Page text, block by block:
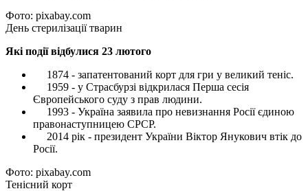
Фото: pixabay.com
День стерилізації тварин
Які події відбулися 23 лютого
1874 - запатентований корт для гри у великий теніс.
1959 - у Страсбурзі відкрилася Перша сесія
Європейського суду з прав людини.
1993 - Україна заявила про невизнання Росії єдиною
правонаступницею СРСР.
2014 рік - президент України Віктор Янукович втік до
Росії.
Фото: pixabay.com
Тенісний корт